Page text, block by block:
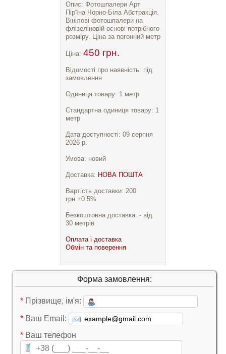
Опис: Фотошпалери Арт
Пір'їна Чорно-Біла Абстракція.
Вінілові фотошпалери на
флізеліновій основі потрібного
розміру. Ціна за погонний метр
Ціна: 450 грн.
Відомості про наявність: під
замовлення
Одиниця товару: 1 метр
Стандартна одиниця товару: 1
метр
Дата доступності: 09 серпня
2026 р.
Умова: новий
Доставка: НОВА ПОШТА
Вартість доставки: 200
грн.+0.5%
Безкоштовна доставка: - від
30 метрів
Оплата і доставка
Обмін та поверення
Форма замовлення:
* Прізвище, ім'я:
* Ваш Email:
* Ваш телефон